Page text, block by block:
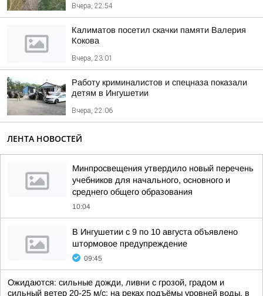
Вчера, 22:54
Калиматов посетил скачки памяти Валерия
Кокова
Вчера, 23:01
Работу криминалистов и спецназа показали
детям в Ингушетии
Вчера, 22:06
ЛЕНТА НОВОСТЕЙ
Минпросвещения утвердило новый перечень
учебников для начального, основного и
среднего общего образования
10:04
В Ингушетии с 9 по 10 августа объявлено
штормовое предупреждение
09:45
Ожидаются: сильные дожди, ливни с грозой, градом и
сильный ветер 20-25 м/с; на реках подъёмы уровней воды, в